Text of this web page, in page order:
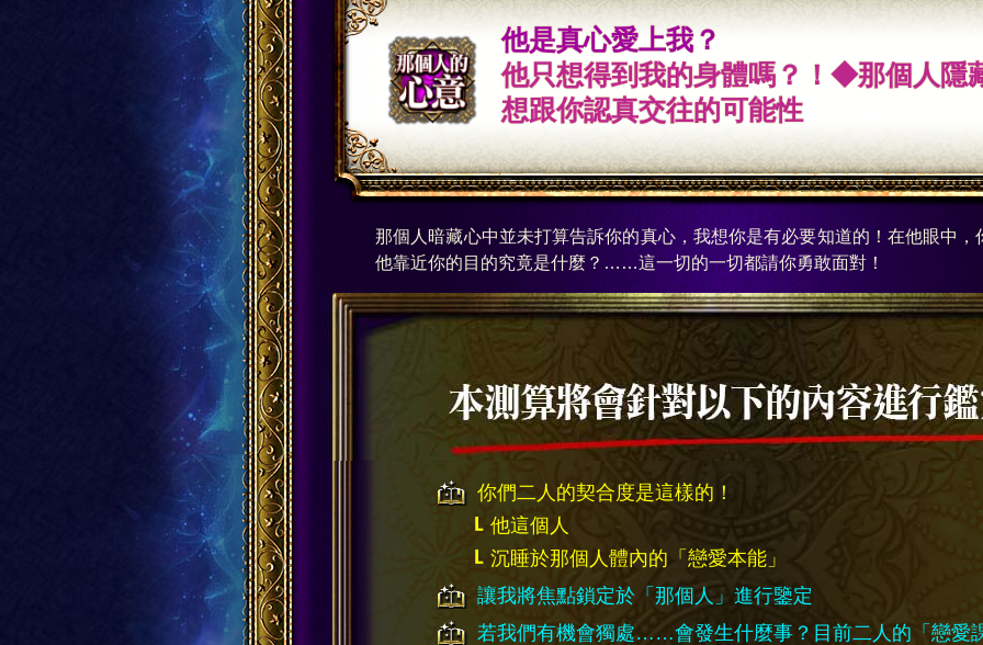
他是真心愛上我？
他只想得到我的身體嗎？！◆那個人隱
想跟你認真交往的可能性
那個人暗藏心中並未打算告訴你的真心，我想你是有必要知道的！在他眼中，
他靠近你的目的究竟是什麼？……這一切的一切都請你勇敢面對！
你們二人的契合度是這樣的！
他這個人
沉睡於那個人體內的「戀愛本能」
讓我將焦點鎖定於「那個人」進行鑒定
若我們有機會獨處……會發生什麼事？目前二人的「戀愛